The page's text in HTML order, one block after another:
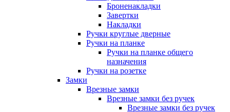
Броненакладки
Завертки
Накладки
Ручки круглые дверные
Ручки на планке
Ручки на планке общего
назначения
Ручки на розетке
Замки
Врезные замки
Врезные замки без ручек
Врезные замки без ручек